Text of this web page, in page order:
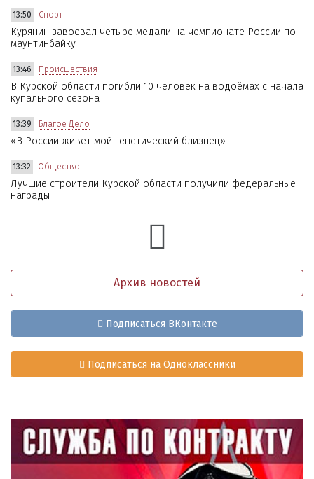
13:50 Спорт
Курянин завоевал четыре медали на чемпионате России по
маунтинбайку
13:46 Происшествия
В Курской области погибли 10 человек на водоёмах с начала
купального сезона
13:39 Благое Дело
«В России живёт мой генетический близнец»
13:32 Общество
Лучшие строители Курской области получили федеральные
награды
Архив новостей
Подписаться ВКонтакте
Подписаться на Одноклассники